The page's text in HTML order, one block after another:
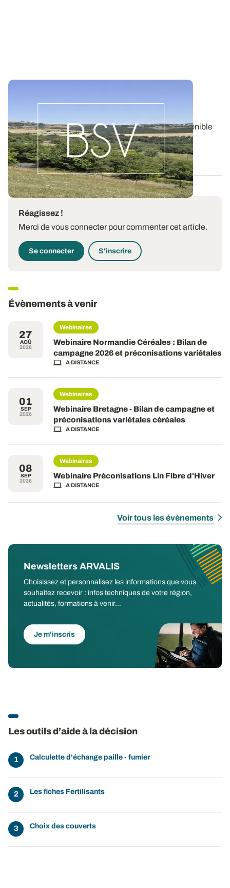
Aujourd'hui, le BSV Grandes cultures n°21 est disponible
pour la zone LIMOUSIN.
05 AOÛT 2026
Réagissez !
Merci de vous connecter pour commenter cet article.
Se connecter S'inscrire
Évènements à venir
27
AOÛ
2026
Webinaires
Webinaire Normandie Céréales : Bilan de
campagne 2026 et préconisations variétales
A DISTANCE
01
SEP
2026
Webinaires
Webinaire Bretagne - Bilan de campagne et
préconisations variétales céréales
A DISTANCE
08
SEP
2026
Webinaires
Webinaire Préconisations Lin Fibre d'Hiver
A DISTANCE
Voir tous les évènements
Newsletters ARVALIS
Choisissez et personnalisez les informations que vous
souhaitez recevoir : infos techniques de votre région,
actualités, formations à venir...
Je m'inscris
Les outils d’aide à la décision
Calculette d'échange paille - fumier
Les fiches Fertilisants
Choix des couverts